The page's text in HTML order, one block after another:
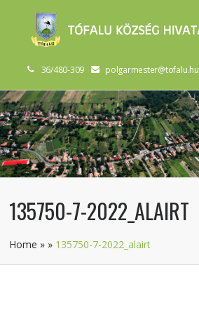
36/480-309 polgarmester@tofalu.hu
135750-7-2022_ALAIRT
Home » » 135750-7-2022_alairt